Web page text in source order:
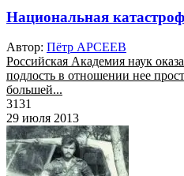
Национальная
Автор: Пётр АРСЕЕВ
Российская Академия наук
подлость в отношении нее
большей...
3131
29 июля 2013